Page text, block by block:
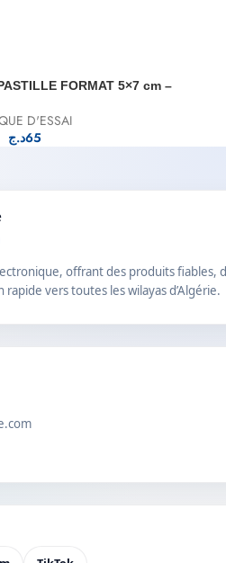
FORMAT 5×7 cm –
D'ESSAI
65د.ج
offrant des produits fiables,
vers toutes les wilayas d’Algérie.